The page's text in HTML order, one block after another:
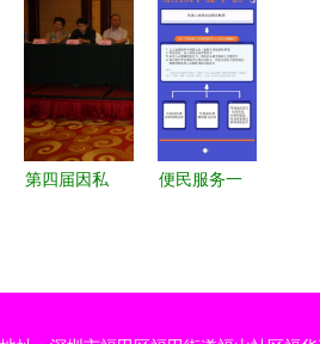
——整合营
私密洗护大
健康产品培
训会圆满收
持召开私募
基金刑事风
险防范与治
理研讨会
第四届因私
便民服务一